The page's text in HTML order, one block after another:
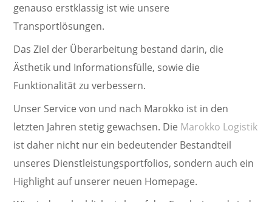
genauso erstklassig ist wie unsere
Transportlösungen.
Das Ziel der Überarbeitung bestand darin, die
Ästhetik und Informationsfülle, sowie die
Funktionalität zu verbessern.
Unser Service von und nach Marokko ist in den
letzten Jahren stetig gewachsen. Die Marokko Logistik
ist daher nicht nur ein bedeutender Bestandteil
unseres Dienstleistungsportfolios, sondern auch ein
Highlight auf unserer neuen Homepage.